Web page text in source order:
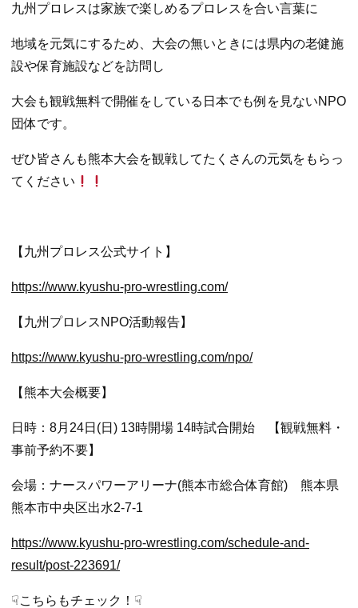
給
排
合
業
九州プロレスは家族で楽しめるプロレスを合い言葉に
地域を元気にするため、大会の無いときには県内の老健施
設や保育施設などを訪問し
大会も観戦無料で開催をしている日本でも例を見ないNPO
団体です。
ぜひ皆さんも熊本大会を観戦してたくさんの元気をもらっ
てください
【九州プロレス公式サイト】
https://www.kyushu-pro-wrestling.com/
【九州プロレスNPO活動報告】
https://www.kyushu-pro-wrestling.com/npo/
【熊本大会概要】
日時：8月24日(日) 13時開場 14時試合開始 【観戦無料・
事前予約不要】
会場：ナースパワーアリーナ(熊本市総合体育館) 熊本県
熊本市中央区出水2-7-1
https://www.kyushu-pro-wrestling.com/schedule-and-
result/post-223691/
☟こちらもチェック！☟